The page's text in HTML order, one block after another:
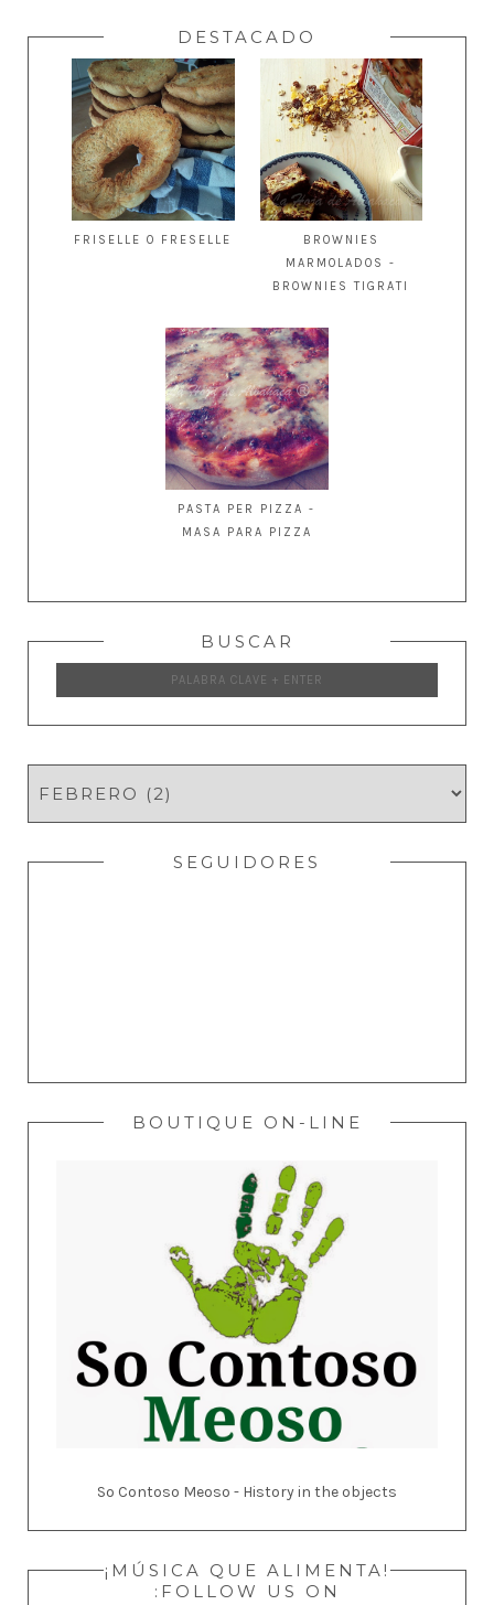
DESTACADO
FRISELLE O FRESELLE
BROWNIES
MARMOLADOS -
BROWNIES TIGRATI
PASTA PER PIZZA -
MASA PARA PIZZA
BUSCAR
SEGUIDORES
BOUTIQUE ON-LINE
So Contoso Meoso - History in the objects
¡MÚSICA QUE ALIMENTA!
:FOLLOW US ON